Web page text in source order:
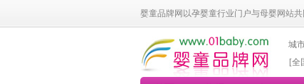
婴童品牌网以孕婴童行业门户与母婴网站
城
[全